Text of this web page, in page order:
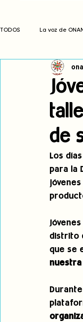
TODOS La voz de
Cambio climático
de
Los
para la
distrito
que se